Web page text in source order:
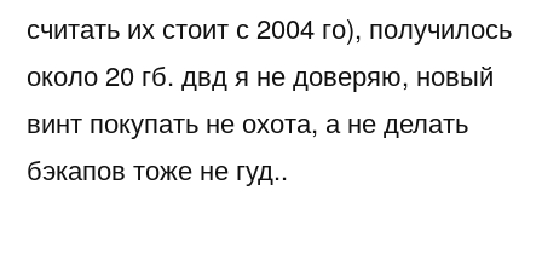
считать их стоит с 2004 го), получилось
около 20 гб. двд я не доверяю, новый
винт покупать не охота, а не делать
бэкапов тоже не гуд..